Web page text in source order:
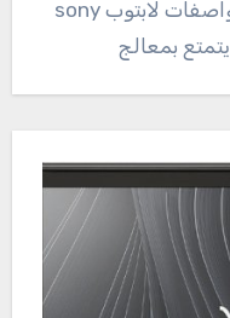
Reading Time: < 1 minuteمواصفات لابتوب sony